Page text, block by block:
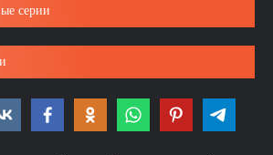
серии